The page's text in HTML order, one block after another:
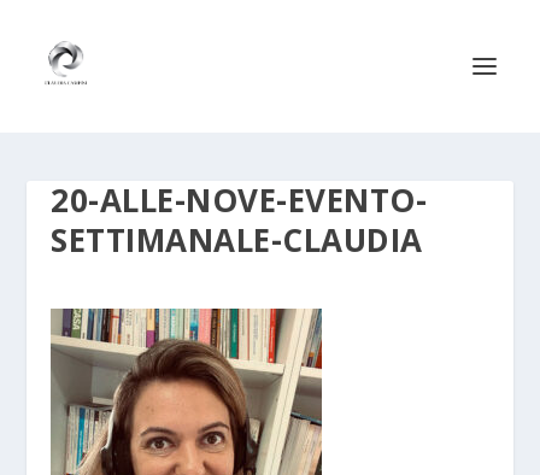
20-ALLE-NOVE-EVENTO-
SETTIMANALE-CLAUDIA